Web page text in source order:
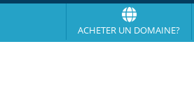
ACHETER UN DOMAINE?